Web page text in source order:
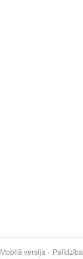
Mobilā versija Palīdzība